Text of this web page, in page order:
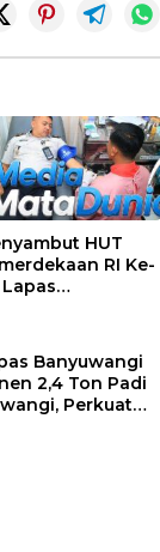
HUT
RI Ke-
Lapas
Donor Darah
Banyuwangi
2,4 Ton Padi
Perkuat